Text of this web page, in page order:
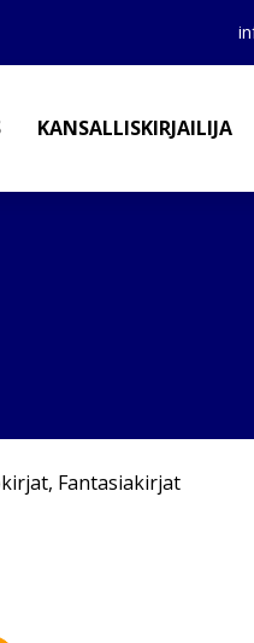
KANSALLISKIRJAILIJA
, Fantasiakirjat